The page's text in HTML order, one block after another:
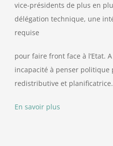
vice-présidents de plus en
délégation technique, une
requise
pour faire front face à l’Etat.
incapacité à penser politique
redistributive et
En savoir plus